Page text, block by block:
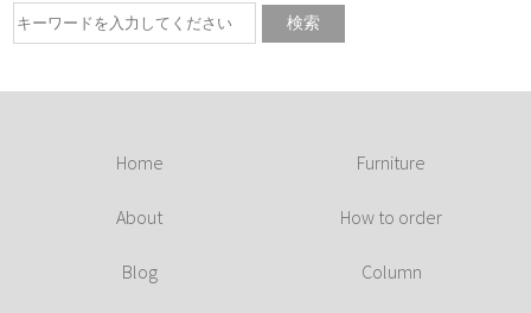
Home Furniture
About How to order
Blog Column